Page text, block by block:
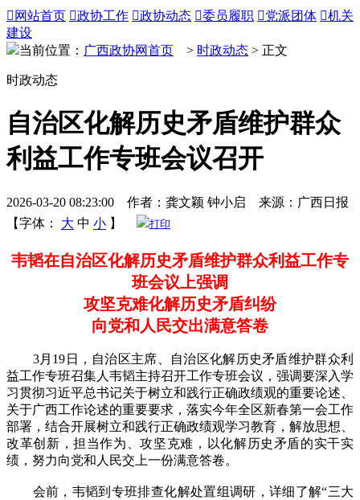
 网站首页 政协工作 政协动态 委员履职 党派团体 机关
建设
当前位置： 广西政协网首页 > 时政动态 > 正文
时政动态
自治区化解历史矛盾维护群众
利益工作专班会议召开
2026-03-20 08:23:00 作者：龚文颖 钟小启 来源：广西日报
【字体：
大 中 小 】 打印
韦韬在自治区化解历史矛盾维护群众利益工作专
班会议上强调
攻坚克难化解历史矛盾纠纷
向党和人民交出满意答卷
3月19日，自治区主席、自治区化解历史矛盾维护群众利
益工作专班召集人韦韬主持召开工作专班会议，强调要深入学
习贯彻习近平总书记关于树立和践行正确政绩观的重要论述、
关于广西工作论述的重要要求，落实今年全区新春第一会工作
部署，结合开展树立和践行正确政绩观学习教育，解放思想、
改革创新，担当作为、攻坚克难，以化解历史矛盾的实干实
绩，努力向党和人民交上一份满意答卷。
会前，韦韬到专班排查化解处置组调研，详细了解“三大